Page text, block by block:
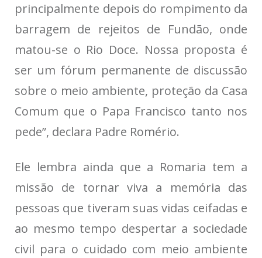
principalmente depois do rompimento da
barragem de rejeitos de Fundão, onde
matou-se o Rio Doce. Nossa proposta é
ser um fórum permanente de discussão
sobre o meio ambiente, proteção da Casa
Comum que o Papa Francisco tanto nos
pede”, declara Padre Romério.
Ele lembra ainda que a Romaria tem a
missão de tornar viva a memória das
pessoas que tiveram suas vidas ceifadas e
ao mesmo tempo despertar a sociedade
civil para o cuidado com meio ambiente